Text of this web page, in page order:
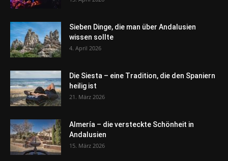
Sieben Dinge, die man über Andalusien
wissen sollte
4. April 2026
Die Siesta – eine Tradition, die den Spaniern
heilig ist
21. März 2026
Almería – die versteckte Schönheit in
Andalusien
15. März 2026